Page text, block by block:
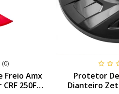
(0)
Freio Amx
250F
Protetor
Dianteiro